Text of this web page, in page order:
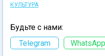
КУЛЬТУРА
Будьте с нами:
Telegram
WhatsApp